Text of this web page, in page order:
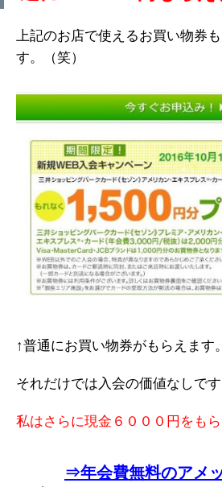
上記のお店で使えるお買い物券
す。（笑）
↑普通にお買い物券がもらえます。
それだけでは入会の価値なしです
私はさらに現金６０００円をもら
⇒年会費無料のアメ